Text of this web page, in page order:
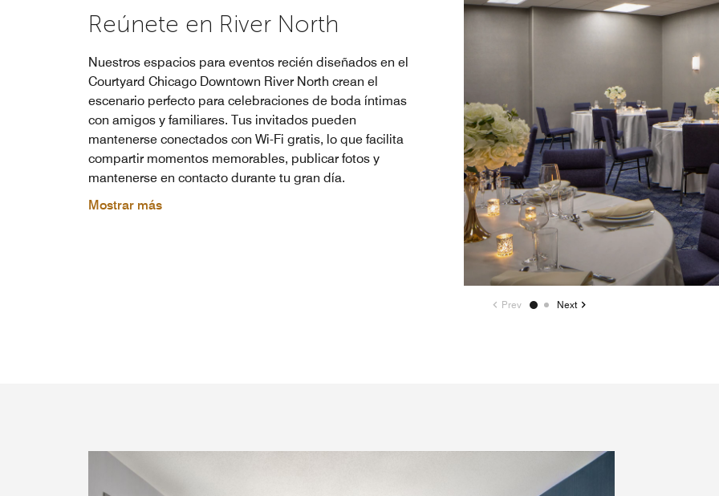
Reúnete en River North
Nuestros espacios para eventos recién diseñados en el
Courtyard Chicago Downtown River North crean el
escenario perfecto para celebraciones de boda íntimas
con amigos y familiares. Tus invitados pueden
mantenerse conectados con Wi-Fi gratis, lo que facilita
compartir momentos memorables, publicar fotos y
mantenerse en contacto durante tu gran día.
Mostrar más
Prev Next